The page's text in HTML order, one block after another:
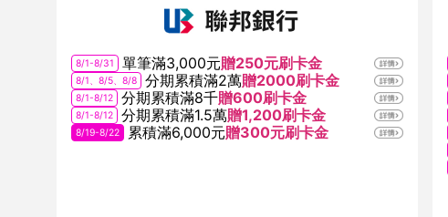
8/1-8/31 單筆滿3,000元贈250元刷卡金
8/1、8/5、8/8 分期累積滿2萬贈2000刷卡金
8/1-8/12 分期累積滿8千贈600刷卡金
8/1-8/12 分期累積滿1.5萬贈1,200刷卡金
8/19-8/22 累積滿6,000元贈300元刷卡金